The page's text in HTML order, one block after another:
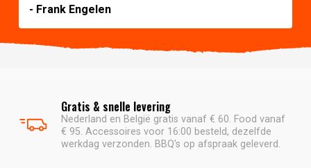
- Frank Engelen
Gratis & snelle levering
Nederland en België gratis vanaf € 60. Food vanaf
€ 95. Accessoires voor 16:00 besteld, dezelfde
werkdag verzonden. BBQ's op afspraak geleverd.